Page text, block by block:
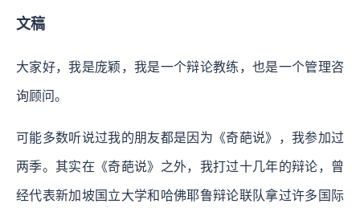
文稿
大家好，我是庞颖，我是一个辩论教练，也是一个管理咨
询顾问。
可能多数听说过我的朋友都是因为《奇葩说》，我参加过
两季。其实在《奇葩说》之外，我打过十几年的辩论，曾
经代表新加坡国立大学和哈佛耶鲁辩论联队拿过许多国际